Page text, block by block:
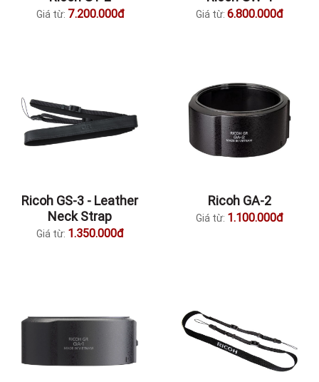
Giá từ: 7.200.000đ Giá từ: 6.800.000đ
Ricoh GS-3 - Leather
Neck Strap
Giá từ: 1.350.000đ
Ricoh GA-2
Giá từ: 1.100.000đ